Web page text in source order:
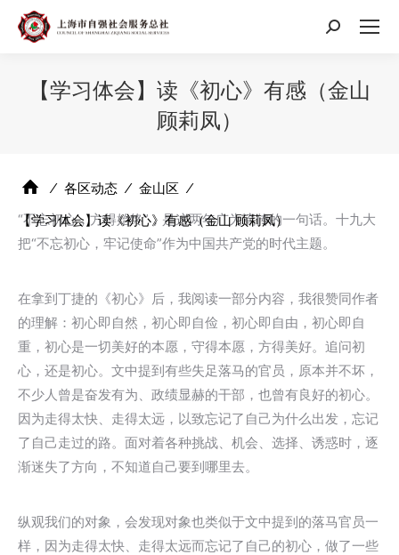
搜
【学习体会】读《初心》有感（金山
顾莉凤）
⁄ 各区动态 ⁄ 金山区 ⁄
【学习体会】读《初心》有感（金山 顾莉凤）
“不忘初心，方得始终”，是这两年广为流传的一句话。十九大
把“不忘初心，牢记使命”作为中国共产党的时代主题。
在拿到丁捷的《初心》后，我阅读一部分内容，我很赞同作者
的理解：初心即自然，初心即自俭，初心即自由，初心即自
重，初心是一切美好的本愿，守得本愿，方得美好。追问初
心，还是初心。文中提到有些失足落马的官员，原本并不坏，
不少人曾是奋发有为、政绩显赫的干部，也曾有良好的初心。
因为走得太快、走得太远，以致忘记了自己为什么出发，忘记
了自己走过的路。面对着各种挑战、机会、选择、诱惑时，逐
渐迷失了方向，不知道自己要到哪里去。
纵观我们的对象，会发现对象也类似于文中提到的落马官员一
样，因为走得太快、走得太远而忘记了自己的初心，做了一些